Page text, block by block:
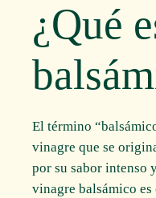
¿Qué
El término
vinagre que se
por su sabor intenso
vinagre balsámico